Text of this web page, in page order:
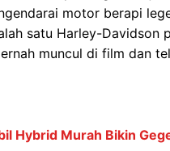
motor berapi
satu Harley-Davidson
muncul di film dan
Hybrid Murah Bikin